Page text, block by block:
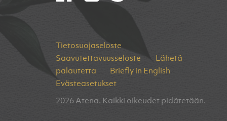
Tietosuojaseloste
Saavutettavuusseloste
Lähetä
palautetta
Briefly in English
Evästeasetukset
2026 Atena. Kaikki oikeudet pidätetään.